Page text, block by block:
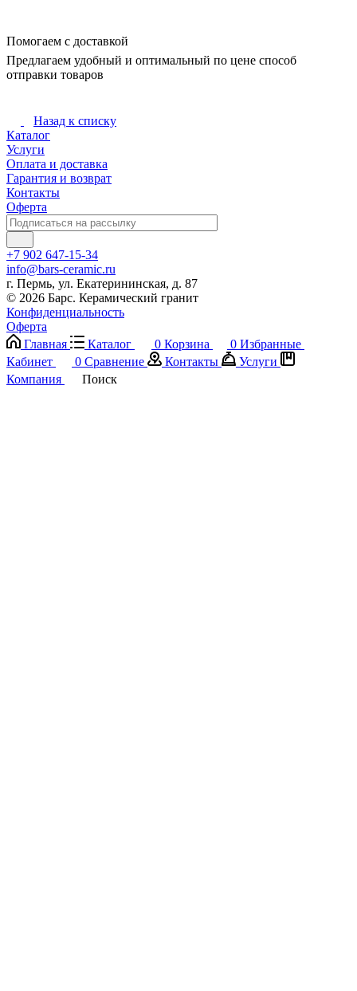
Помогаем с доставкой
Предлагаем удобный и оптимальный по цене способ
отправки товаров
Назад к списку
Каталог
Услуги
Оплата и доставка
Гарантия и возврат
Контакты
Оферта
+7 902 647-15-34
info@bars-ceramic.ru
г. Пермь, ул. Екатерининская, д. 87
© 2026 Барс. Керамический гранит
Конфиденциальность
Оферта
Главная
Каталог 0 Корзина 0 Избранные
Кабинет
0 Сравнение Контакты
Услуги
Компания
Поиск